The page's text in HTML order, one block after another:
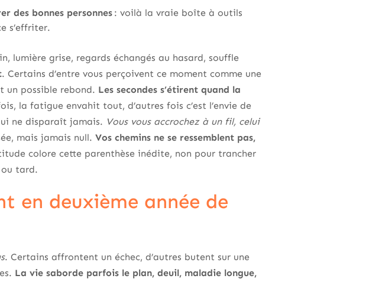
des bonnes personnes : voilà la vraie boîte à outils
s’effriter.
lumière grise, regards échangés au hasard, souffle
. Certains d’entre vous perçoivent ce moment comme une
un possible rebond. Les secondes s’étirent quand la
la fatigue envahit tout, d’autres fois c’est l’envie de
ne disparaît jamais. Vous vous accrochez à un fil, celui
mais jamais null. Vos chemins ne se ressemblent pas,
colore cette parenthèse inédite, non pour trancher
tard.
en deuxième année de
. Certains affrontent un échec, d’autres butent sur une
La vie saborde parfois le plan, deuil, maladie longue,